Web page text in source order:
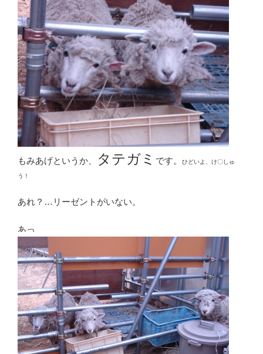
もみあげというか、 タテガミ です。 ひどいよ、け〇しゅ
う！
あれ？…リーゼントがいない。
あっ、